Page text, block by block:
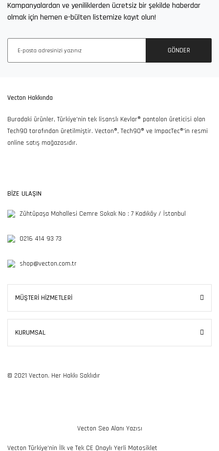
100TL ve Üzeri Alışverişlerde
Ücretsiz İade ve Değişim
7/24 Müşteri Destek
Kampanyalardan ve yeniliklerden ücretsiz bir şekilde haberdar
olmak için hemen e-bülten listemize kayıt olun!
GÖNDER
Vecton Hakkında
Buradaki ürünler, Türkiye'nin tek lisanslı Kevlar® pantolon üreticisi olan
Tech90 tarafından üretilmiştir. Vecton®, Tech90® ve ImpacTec®'in resmi
online satış mağazasıdır.
BİZE ULAŞIN
Zühtüpaşa Mahallesi Cemre Sokak No : 7 Kadıköy / İstanbul
0216 414 93 73
shop@vecton.com.tr
MÜŞTERİ HİZMETLERİ
KURUMSAL
© 2021 Vecton. Her Hakkı Saklıdır
Vecton Seo Alanı Yazısı
Vecton Türkiye'nin İlk ve Tek CE Onaylı Yerli Motosiklet